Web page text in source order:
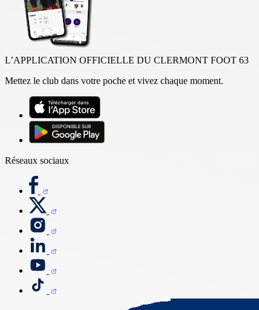
L’APPLICATION OFFICIELLE DU CLERMONT FOOT 63
Mettez le club dans votre poche et vivez chaque moment.
Réseaux sociaux